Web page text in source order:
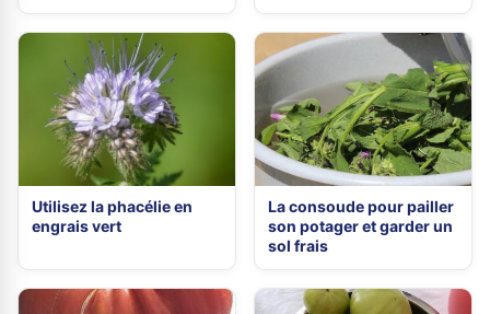
Utilisez la phacélie en
engrais vert
La consoude pour pailler
son potager et garder un
sol frais